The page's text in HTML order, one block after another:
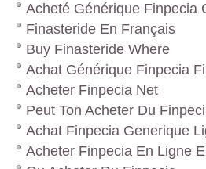
Acheté Générique Finpecia
Finasteride En Français
Buy Finasteride Where
Achat Générique Finpecia
Acheter Finpecia Net
Peut Ton Acheter Du
Achat Finpecia Generique
Acheter Finpecia En Ligne